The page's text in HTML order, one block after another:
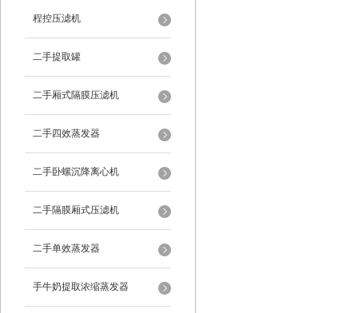
程控压滤机
二手提取罐
二手厢式隔膜压滤机
二手四效蒸发器
二手卧螺沉降离心机
二手隔膜厢式压滤机
二手单效蒸发器
手牛奶提取浓缩蒸发器